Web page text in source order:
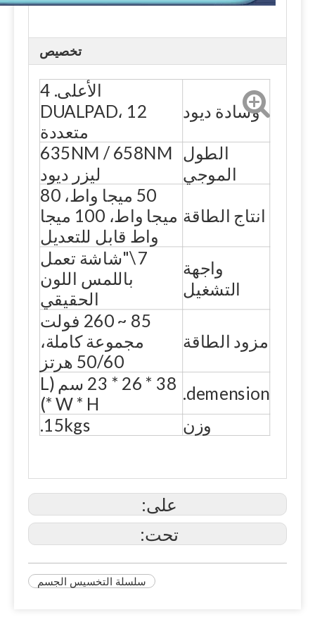
تخصيص
وسادة ديود
الأعلى. 4
DUALPAD، 12
متعددة
الطول
الموجي
635NM / 658NM
ليزر ديود
انتاج الطاقة
50 ميجا واط، 80
ميجا واط، 100 ميجا
واط قابل للتعديل
واجهة
التشغيل
7 \"شاشة تعمل
باللمس اللون
الحقيقي
مزود الطاقة
85 ~ 260 فولت
مجموعة كاملة،
50/60 هرتز
demension.
38 * 26 * 23 سم (L
* W * H)
وزن
15kgs.
على:
تحت:
سلسلة التخسيس الجسم